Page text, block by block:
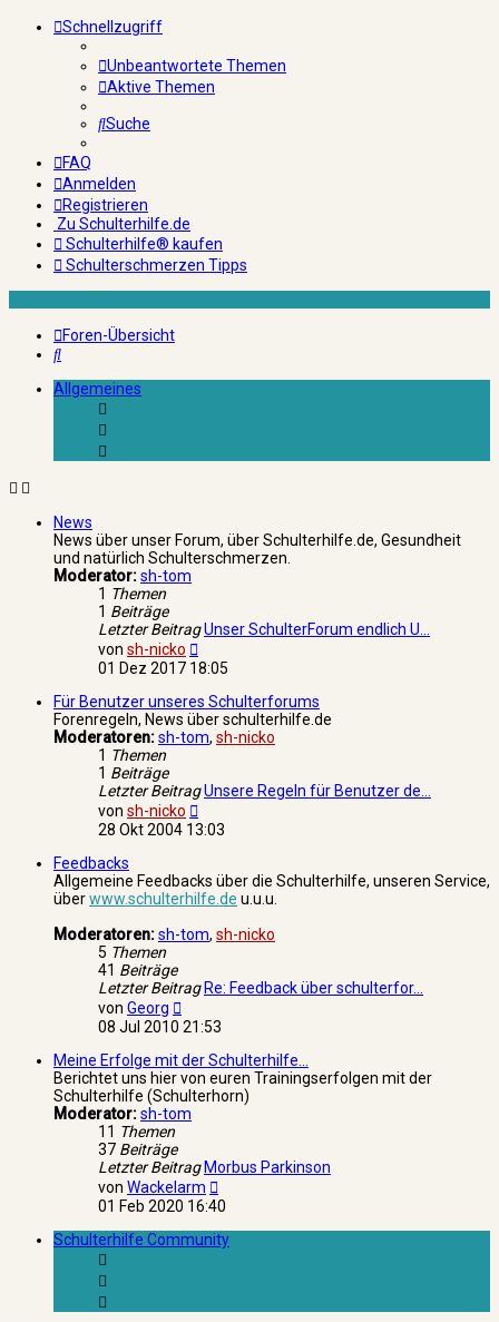
Schnellzugriff
Unbeantwortete Themen
Aktive Themen
Suche
FAQ
Anmelden
Registrieren
Zu Schulterhilfe.de
Schulterhilfe® kaufen
Schulterschmerzen Tipps
Foren-Übersicht
Suche
Allgemeines
News
News über unser Forum, über Schulterhilfe.de, Gesundheit
und natürlich Schulterschmerzen.
Moderator:sh-tom
1 Themen
1 Beiträge
Letzter BeitragUnser SchulterForum endlich U…
von sh-nicko
Beitrag
01 Dez 2017 18:05
Für Benutzer unseres Schulterforums
Forenregeln, News über schulterhilfe.de
Moderatoren:sh-tom, sh-nicko
1 Themen
1 Beiträge
Letzter BeitragUnsere Regeln für Benutzer de…
von sh-nicko
Beitrag
28 Okt 2004 13:03
Feedbacks
Allgemeine Feedbacks über die Schulterhilfe, unseren Service,
überwww.schulterhilfe.de u.u.u.
Moderatoren:sh-tom, sh-nicko
5 Themen
41 Beiträge
Letzter Beitrag Re: Feedback über schulterfor…
von Georg
Beitrag
08 Jul 2010 21:53
Meine Erfolge mit der Schulterhilfe...
Berichtet uns hier von euren Trainingserfolgen mit der
Schulterhilfe (Schulterhorn)
Moderator:sh-tom
11 Themen
37 Beiträge
Letzter Beitrag Morbus Parkinson
von Wackelarm
Beitrag
01 Feb 2020 16:40
Schulterhilfe Community